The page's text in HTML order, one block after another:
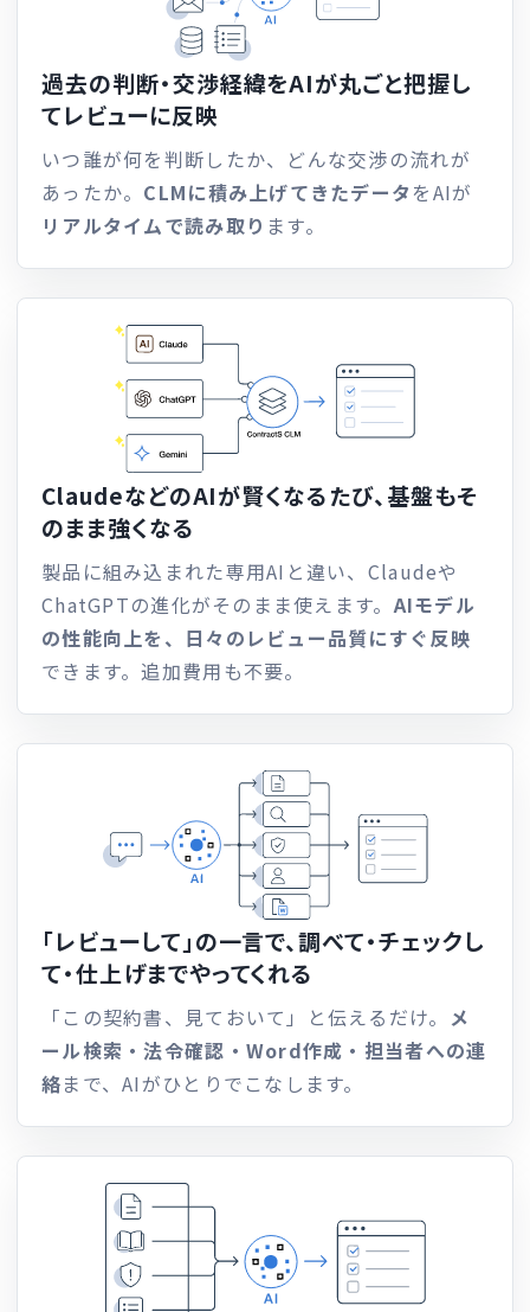
過去の判断・交渉経緯をAIが丸ごと把握し
てレビューに反映
いつ誰が何を判断したか、どんな交渉の流れが
あったか。 CLMに積み上げてきたデータ をAIが
リアルタイムで読み取り ます。
ClaudeなどのAIが賢くなるたび、 基盤もそ
のまま強くなる
製品に組み込まれた専用AIと違い、Claudeや
ChatGPTの進化がそのまま使えます。AIモデル
の性能向上を、日々のレビュー品質にすぐ反映
できます。追加費用も不要。
「レビューして」の一言で、調べて・チェックし
て・仕上げまでやってくれる
「この契約書、見ておいて」と伝えるだけ。 メ
ール検索・法令確認・Word作成・担当者への連
絡まで、AIがひとりでこなします。